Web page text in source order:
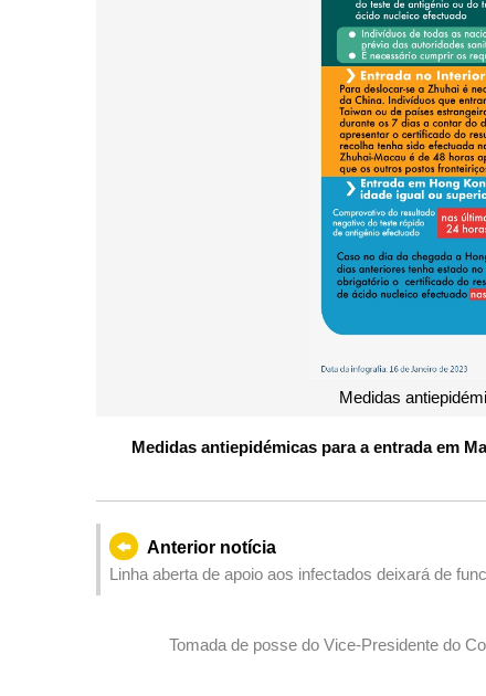
Medidas
Medidas antiepidémicas para a entrada em
Anterior notícia
Linha aberta de apoio aos infectados deixará de
Tomada de posse do Vice-Presidente do